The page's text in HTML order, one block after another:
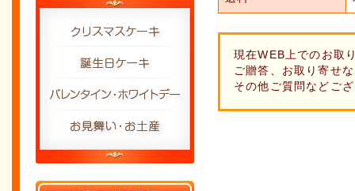
現在WEB上でのお取
ご贈答、お取り寄せ
その他ご質問などご